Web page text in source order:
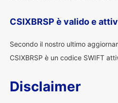
CSIXBRSP è valido e
Secondo il nostro ultimo
CSIXBRSP è un codice SWIFT
Disclaimer